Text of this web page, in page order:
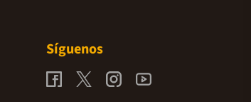
Síguenos